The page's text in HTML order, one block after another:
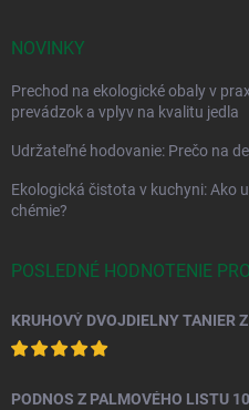
NOVINKY
Prechod na ekologické obaly v
prevádzok a vplyv na kvalitu jedla
Udržateľné hodovanie: Prečo na
Ekologická čistota v kuchyni: Ako
chémie?
POSLEDNÉ HODNOTENIE
PODNOS Z PALMOVÉHO LISTU